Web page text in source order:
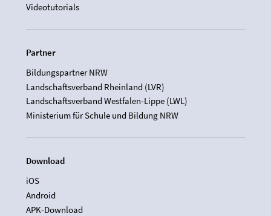
Videotutorials
Partner
Bildungspartner NRW
Landschaftsverband Rheinland (LVR)
Landschaftsverband Westfalen-Lippe (LWL)
Ministerium für Schule und Bildung NRW
Download
iOS
Android
APK-Download